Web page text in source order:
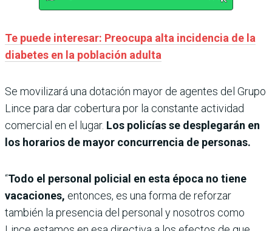
Te puede interesar: Preocupa alta incidencia de la
diabetes en la población adulta
Se movilizará una dotación mayor de agentes del Grupo
Lince para dar cobertura por la constante actividad
comercial en el lugar. Los policías se desplegarán en
los horarios de mayor concurrencia de personas.
“Todo el personal policial en esta época no tiene
vacaciones, entonces, es una forma de reforzar
también la presencia del personal y nosotros como